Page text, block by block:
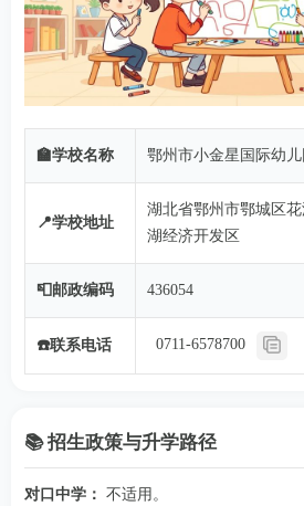
🏫学校名称 鄂州市小金星国际幼
📍学校地址
湖北省鄂州市鄂城区
湖经济开发区
📮邮政编码 436054
☎️联系电话 0711-6578700
📚 招生政策与升学路径
对口中学： 不适用。